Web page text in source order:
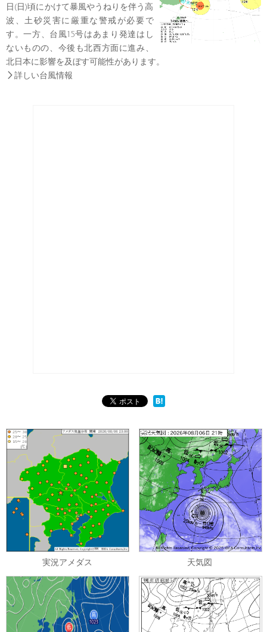
日(日)頃にかけて暴風やうねりを伴う高
波、土砂災害に厳重な警戒が必要で
す。一方、台風15号はあまり発達はし
ないものの、今後も北西方面に進み、
北日本に影響を及ぼす可能性があります。
 詳しい台風情報
実況アメダス 天気図